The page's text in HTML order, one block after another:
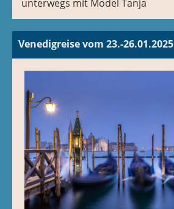
unterwegs mit Model Tanja
Venedigreise vom 23.-26.01.2025